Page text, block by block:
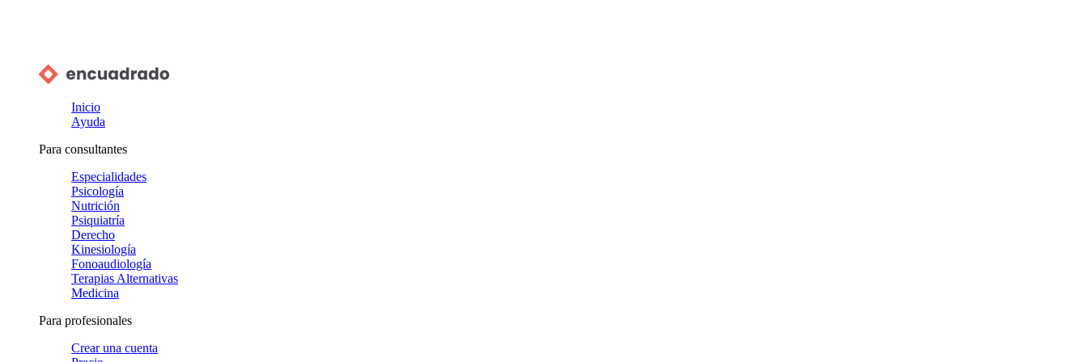
Inicio
Ayuda
Para consultantes
Especialidades
Psicología
Nutrición
Psiquiatría
Derecho
Kinesiología
Fonoaudiología
Terapias Alternativas
Medicina
Para profesionales
Crear una cuenta